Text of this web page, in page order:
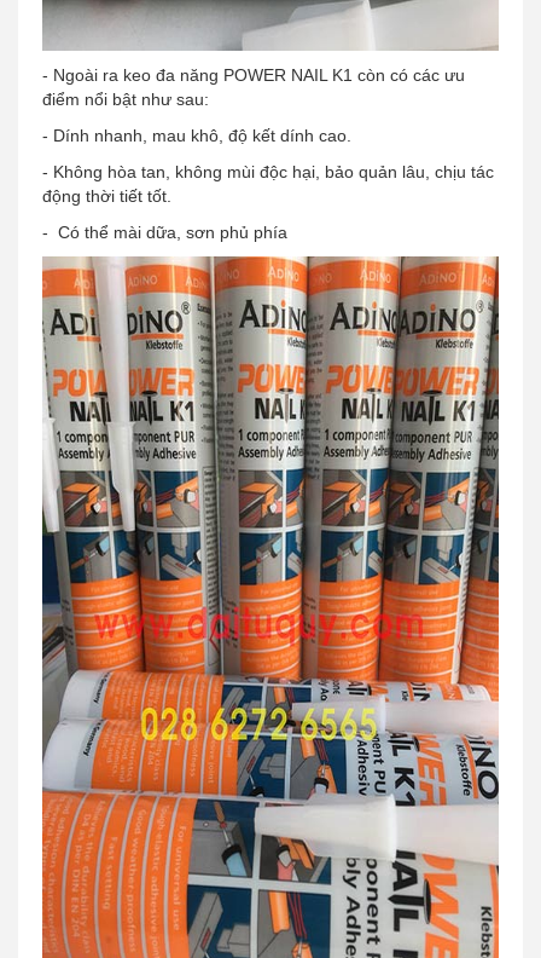
- Ngoài ra keo đa năng POWER NAIL K1 còn có các ưu
điểm nổi bật như sau:
- Dính nhanh, mau khô, độ kết dính cao.
- Không hòa tan, không mùi độc hại, bảo quản lâu, chịu tác
động thời tiết tốt.
- Có thể mài dữa, sơn phủ phía